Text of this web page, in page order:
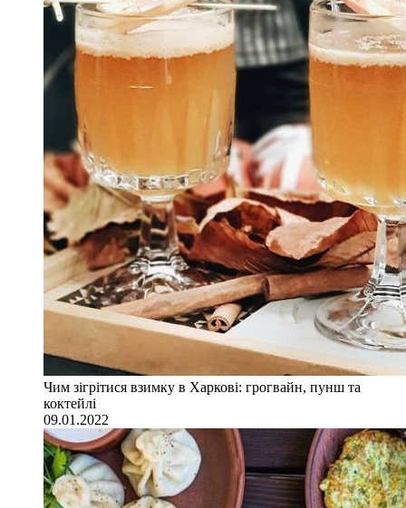
Чим зігрітися взимку в Харкові: грогвайн, пунш та
коктейлі
09.01.2022